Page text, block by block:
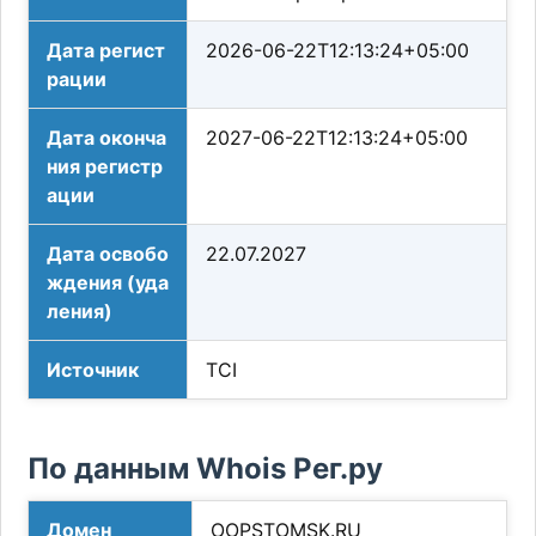
Дата регист
рации
2026-06-22T12:13:24+05:00
Дата оконча
ния регистр
ации
2027-06-22T12:13:24+05:00
Дата освобо
ждения (уда
ления)
22.07.2027
Источник TCI
По данным Whois Рег.ру
Домен OOPSTOMSK.RU